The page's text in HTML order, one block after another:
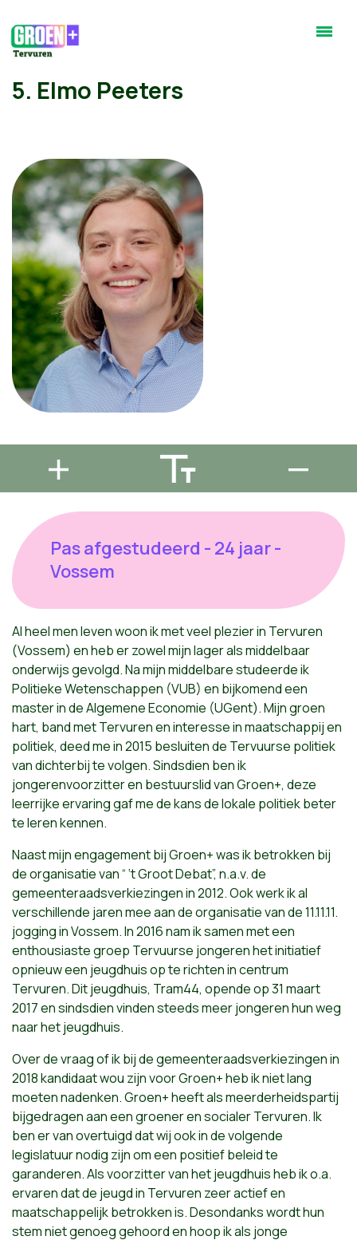
5. Elmo Peeters
Pas afgestudeerd - 24 jaar -
Vossem
Al heel men leven woon ik met veel plezier in Tervuren
(Vossem) en heb er zowel mijn lager als middelbaar
onderwijs gevolgd. Na mijn middelbare studeerde ik
Politieke Wetenschappen (VUB) en bijkomend een
master in de Algemene Economie (UGent). Mijn groen
hart, band met Tervuren en interesse in maatschappij en
politiek, deed me in 2015 besluiten de Tervuurse politiek
van dichterbij te volgen. Sindsdien ben ik
jongerenvoorzitter en bestuurslid van Groen+, deze
leerrijke ervaring gaf me de kans de lokale politiek beter
te leren kennen.
Naast mijn engagement bij Groen+ was ik betrokken bij
de organisatie van “ ‘t Groot Debat”, n.a.v. de
gemeenteraadsverkiezingen in 2012. Ook werk ik al
verschillende jaren mee aan de organisatie van de 11.11.11.
jogging in Vossem. In 2016 nam ik samen met een
enthousiaste groep Tervuurse jongeren het initiatief
opnieuw een jeugdhuis op te richten in centrum
Tervuren. Dit jeugdhuis, Tram44, opende op 31 maart
2017 en sindsdien vinden steeds meer jongeren hun weg
naar het jeugdhuis.
Over de vraag of ik bij de gemeenteraadsverkiezingen in
2018 kandidaat wou zijn voor Groen+ heb ik niet lang
moeten nadenken. Groen+ heeft als meerderheidspartij
bijgedragen aan een groener en socialer Tervuren. Ik
ben er van overtuigd dat wij ook in de volgende
legislatuur nodig zijn om een positief beleid te
garanderen. Als voorzitter van het jeugdhuis heb ik o.a.
ervaren dat de jeugd in Tervuren zeer actief en
maatschappelijk betrokken is. Desondanks wordt hun
stem niet genoeg gehoord en hoop ik als jonge